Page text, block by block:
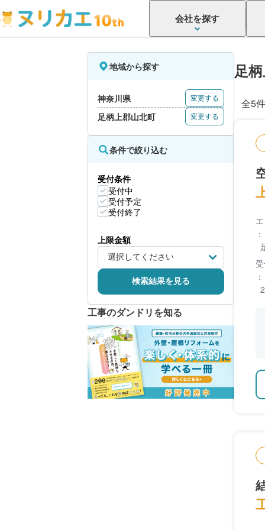
会社を探す
地域から探す
神奈川県 変更する
足柄上郡山北町 変更する
条件で絞り込む
受付条件
受付中
受付予定
受付終了
上限金額
検索結果を見る
工事のダンドリを知る
足
全5件
：
：